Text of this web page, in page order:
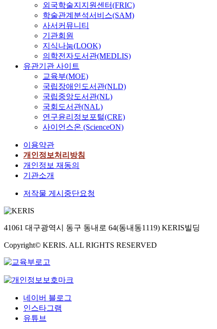
외국학술지지원센터(FRIC)
학술관계분석서비스(SAM)
사서커뮤니티
기관회원
지식나눔(LOOK)
의학전자도서관(MEDLIS)
유관기관 사이트
교육부(MOE)
국립장애인도서관(NLD)
국립중앙도서관(NL)
국회도서관(NAL)
연구윤리정보포털(CRE)
사이언스온 (ScienceON)
이용약관
개인정보처리방침
개인정보 재동의
기관소개
저작물 게시중단요청
41061 대구광역시 동구 동내로 64(동내동1119) KERIS빌딩
Copyright© KERIS. ALL RIGHTS RESERVED
네이버 블로그
인스타그램
유튜브